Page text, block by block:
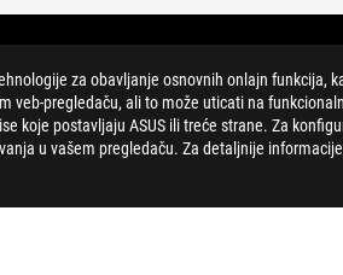
za obavljanje osnovnih onlajn funkcija,
pregledaču, ali to može uticati na
koje postavljaju ASUS ili treće strane. Za
u vašem pregledaču. Za detaljnije